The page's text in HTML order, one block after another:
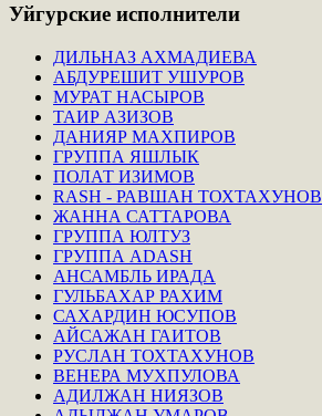
Уйгурские исполнители
ДИЛЬНАЗ АХМАДИЕВА
АБДУРЕШИТ УШУРОВ
МУРАТ НАСЫРОВ
ТАИР АЗИЗОВ
ДАНИЯР МАХПИРОВ
ГРУППА ЯШЛЫК
ПОЛАТ ИЗИМОВ
RASH - РАВШАН ТОХТАХУНОВ
ЖАННА САТТАРОВА
ГРУППА ЮЛТУЗ
ГРУППА ADASH
АНСАМБЛЬ ИРАДА
ГУЛЬБАХАР РАХИМ
САХАРДИН ЮСУПОВ
АЙСАЖАН ГАИТОВ
РУСЛАН ТОХТАХУНОВ
ВЕНЕРА МУХПУЛОВА
АДИЛЖАН НИЯЗОВ